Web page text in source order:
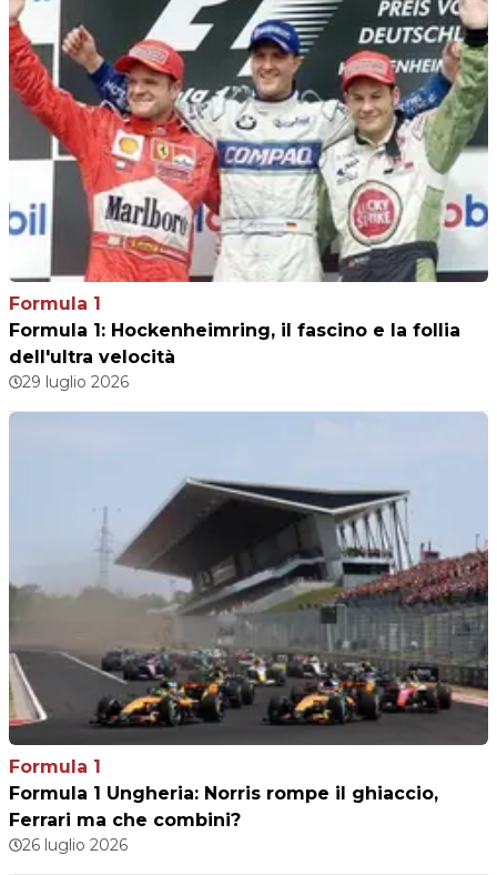
Formula 1
Formula 1: Hockenheimring, il fascino e la follia
dell'ultra velocità
29 luglio 2026
Formula 1
Formula 1 Ungheria: Norris rompe il ghiaccio,
Ferrari ma che combini?
26 luglio 2026